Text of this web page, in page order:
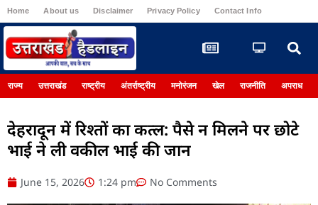
Home About us Disclaimer Privacy Policy Contact Info
राज्य उत्तराखंड राष्ट्रीय अंतर्राष्ट्रीय मनोरंजन खेल राजनीति अपराध
देहरादून में रिश्तों का कत्ल: पैसे न मिलने पर छोटे
भाई ने ली वकील भाई की जान
June 15, 2026 1:24 pm No Comments